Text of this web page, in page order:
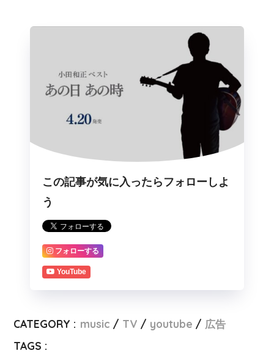
この記事が気に入ったらフォローしよ
う
フォローする
YouTube
CATEGORY : music TV youtube
広告
TAGS :